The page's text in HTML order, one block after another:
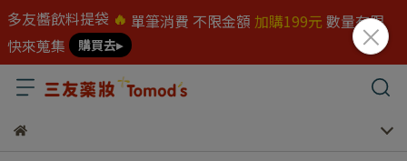
多友醬飲料提袋 🔥 單筆消費 不限金額 加購199元 數量有限
快來蒐集
購買去▸